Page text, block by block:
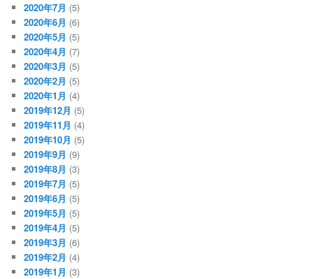
2020年7月 (5)
2020年6月 (6)
2020年5月 (5)
2020年4月 (7)
2020年3月 (5)
2020年2月 (5)
2020年1月 (4)
2019年12月 (5)
2019年11月 (4)
2019年10月 (5)
2019年9月 (9)
2019年8月 (3)
2019年7月 (5)
2019年6月 (5)
2019年5月 (5)
2019年4月 (5)
2019年3月 (6)
2019年2月 (4)
2019年1月 (3)